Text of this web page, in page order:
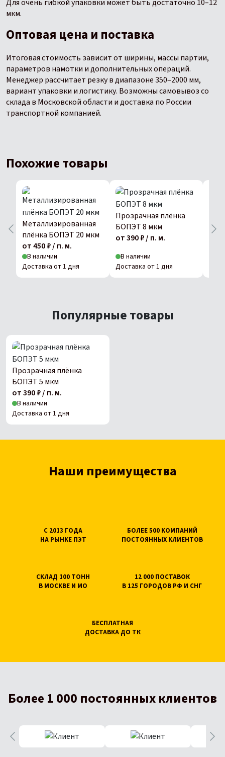
Для очень гибкой упаковки может быть достаточно 10–12
мкм.
Оптовая цена и поставка
Итоговая стоимость зависит от ширины, массы партии,
параметров намотки и дополнительных операций.
Менеджер рассчитает резку в диапазоне 350–2000 мм,
вариант упаковки и логистику. Возможны самовывоз со
склада в Московской области и доставка по России
транспортной компанией.
Похожие товары
Металлизированная
плёнка БОПЭТ 20 мкм
от 450 ₽ / п. м.
В наличии
Доставка от 1 дня
Прозрачная плёнка
БОПЭТ 8 мкм
от 390 ₽ / п. м.
В наличии
Доставка от 1 дня
Популярные товары
Прозрачная плёнка
БОПЭТ 5 мкм
от 390 ₽ / п. м.
В наличии
Доставка от 1 дня
Наши преимущества
С 2013 ГОДА
НА РЫНКЕ ПЭТ
БОЛЕЕ 500 КОМПАНИЙ
ПОСТОЯННЫХ КЛИЕНТОВ
СКЛАД 100 ТОНН
В МОСКВЕ И МО
12 000 ПОСТАВОК
В 125 ГОРОДОВ РФ И СНГ
БЕСПЛАТНАЯ
ДОСТАВКА ДО ТК
Более 1 000 постоянных клиентов